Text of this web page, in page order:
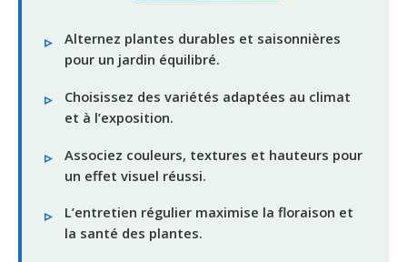
Alternez plantes durables et saisonnières
pour un jardin équilibré.
Choisissez des variétés adaptées au climat
et à l’exposition.
Associez couleurs, textures et hauteurs pour
un effet visuel réussi.
L’entretien régulier maximise la floraison et
la santé des plantes.